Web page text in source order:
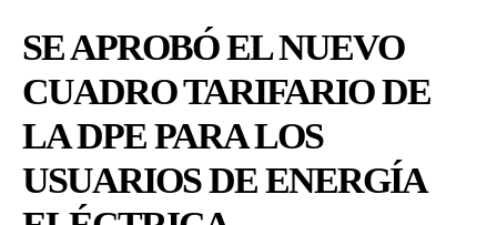
SE APROBÓ EL NUEVO
CUADRO TARIFARIO DE
LA DPE PARA LOS
USUARIOS DE ENERGÍA